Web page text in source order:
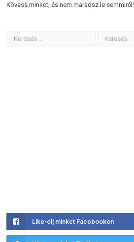
Kövess minket, és nem maradsz le semmiről!
Like-olj minket Facebookon